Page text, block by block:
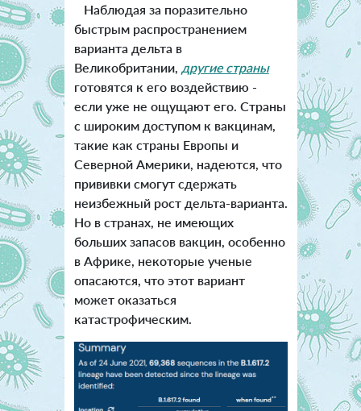
Наблюдая за поразительно
быстрым распространением
варианта дельта в
Великобритании, другие страны
готовятся к его воздействию -
если уже не ощущают его. Страны
с широким доступом к вакцинам,
такие как страны Европы и
Северной Америки, надеются, что
прививки смогут сдержать
неизбежный рост дельта-варианта.
Но в странах, не имеющих
больших запасов вакцин, особенно
в Африке, некоторые ученые
опасаются, что этот вариант
может оказаться
катастрофическим.